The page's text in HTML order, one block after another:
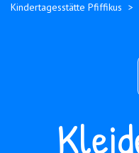
Kindertagesstätte Pfiffikus >